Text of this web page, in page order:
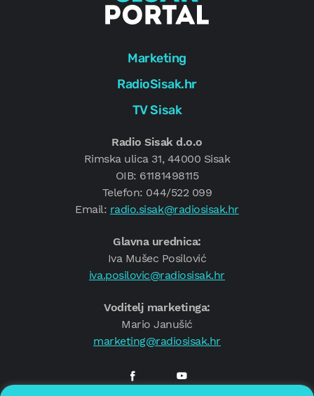
Marketing
RadioSisak.hr
TV Sisak
Radio Sisak d.o.o
Rimska ulica 31, 44000 Sisak
OIB: 61181498115
Telefon: 044/522 099
Email: radio.sisak@radiosisak.hr
Glavna urednica:
Iva Mušec Posilović
iva.posilovic@radiosisak.hr
Voditelj marketinga:
Mario Janušić
marketing@radiosisak.hr